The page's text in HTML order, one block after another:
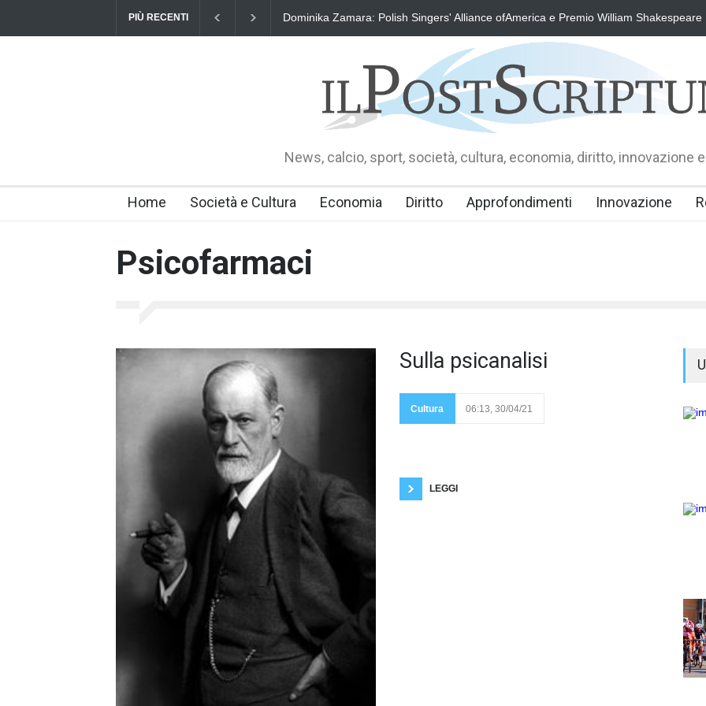
PIÙ RECENTI Dominika Zamara: Polish Singers' Alliance ofAmerica e Premio William Shakespeare
News, calcio, sport, società, cultura, economia, diritto, innovazione
Home Società e Cultura Economia Diritto Approfondimenti Innovazione
Psicofarmaci
Sulla psicanalisi
Cultura 06:13, 30/04/21
LEGGI